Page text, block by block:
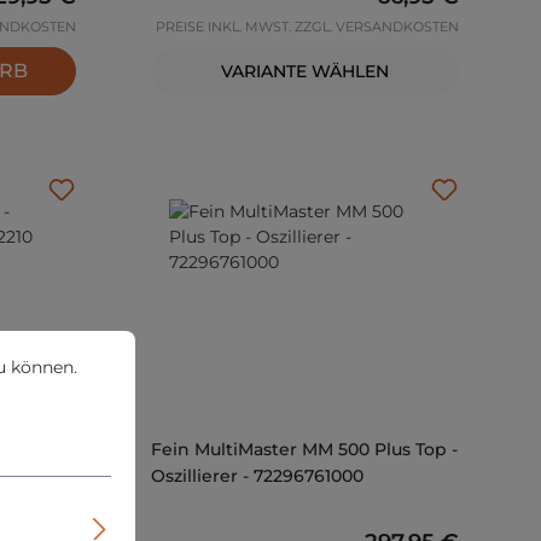
PREISE INKL. MWST. ZZGL. VERSANDKOSTEN
VARIANTE WÄHLEN
Fein MultiMaster MM 500 Plus Top -
Oszillierer - 72296761000
Mehr Informationen ...
können.